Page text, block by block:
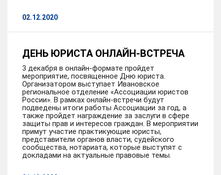
02.12.2020
ДЕНЬ ЮРИСТА ОНЛАЙН-ВСТРЕЧА
3 декабря в онлайн-формате пройдет
мероприятие, посвященное Дню юриста.
Организатором выступает Ивановское
региональное отделение «Ассоциации юристов
России». В рамках онлайн-встречи будут
подведены итоги работы Ассоциации за год, а
также пройдет награждение за заслуги в сфере
защиты прав и интересов граждан. В мероприятии
примут участие практикующие юристы,
представители органов власти, судейского
сообщества, нотариата, которые выступят с
докладами на актуальные правовые темы.